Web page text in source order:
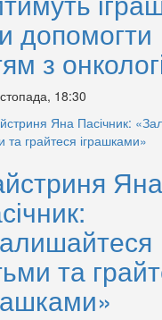
допомогти
з
18:30
Яна
та